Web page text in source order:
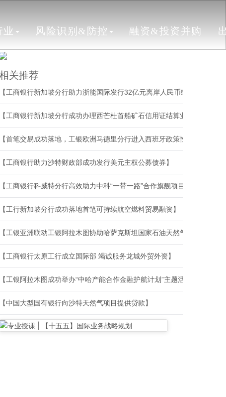
业 风险识别&防控 融资&投资并购
关推荐
【工商银行新加坡分行助力浙能国际发行32亿元离岸人民币绿色债券】
【工商银行新加坡分行成功办理西芒杜首船矿石信用证结算业务】
【工商银行助力沙特财政部成功发行美元主权公募债券】
【工商银行科威特分行高效助力中科“一带一路”合作旗舰项目落地】
【工行新加坡分行成功落地首笔可持续航空燃料贸易融资】
【工商银行太原工行成立国际部 竭诚服务龙城外贸外资】
【工银阿拉木图成功举办“中哈产能合作金融护航计划”主题活动】
【中国大型国有银行向沙特天然气项目提供贷款】